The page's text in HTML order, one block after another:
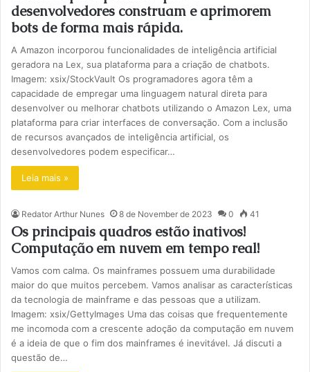
desenvolvedores construam e aprimorem
bots de forma mais rápida.
A Amazon incorporou funcionalidades de inteligência artificial
geradora na Lex, sua plataforma para a criação de chatbots.
Imagem: xsix/StockVault Os programadores agora têm a
capacidade de empregar uma linguagem natural direta para
desenvolver ou melhorar chatbots utilizando o Amazon Lex, uma
plataforma para criar interfaces de conversação. Com a inclusão
de recursos avançados de inteligência artificial, os
desenvolvedores podem especificar…
Leia mais »
Redator Arthur Nunes 8 de November de 2023 0 41
Os principais quadros estão inativos!
Computação em nuvem em tempo real!
Vamos com calma. Os mainframes possuem uma durabilidade
maior do que muitos percebem. Vamos analisar as características
da tecnologia de mainframe e das pessoas que a utilizam.
Imagem: xsix/GettyImages Uma das coisas que frequentemente
me incomoda com a crescente adoção da computação em nuvem
é a ideia de que o fim dos mainframes é inevitável. Já discuti a
questão de…